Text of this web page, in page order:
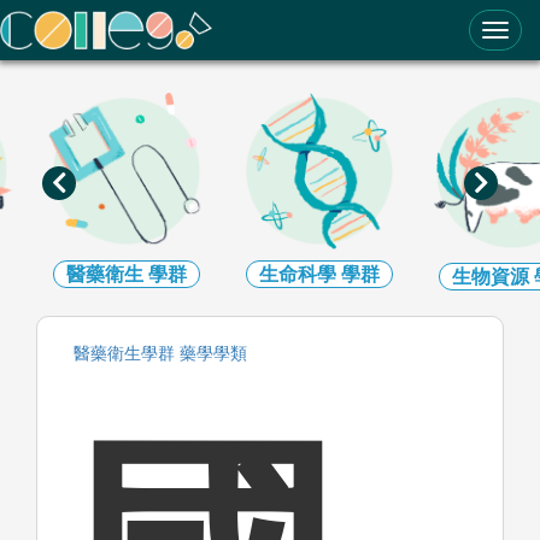
ColleGo! 大學選才與高中育才輔助系統
醫藥衛生 學群 生命科學 學群 生物資源
醫藥衛生學群 藥學學類